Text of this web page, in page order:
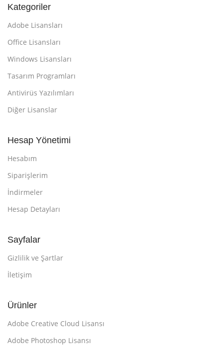
Kategoriler
Adobe Lisansları
Office Lisansları
Windows Lisansları
Tasarım Programları
Antivirüs Yazılımları
Diğer Lisanslar
Hesap Yönetimi
Hesabım
Siparişlerim
İndirmeler
Hesap Detayları
Sayfalar
Gizlilik ve Şartlar
İletişim
Ürünler
Adobe Creative Cloud Lisansı
Adobe Photoshop Lisansı